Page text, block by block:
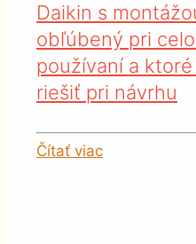
Daikin s
obľúbený pri
používaní a
riešiť pri návrhu
Čítať viac